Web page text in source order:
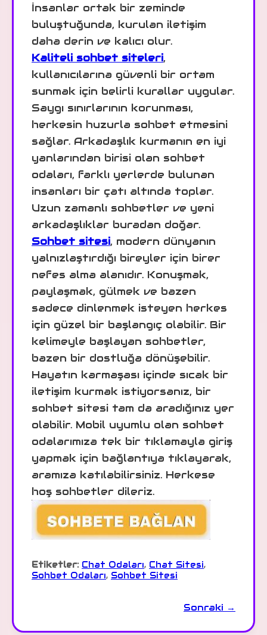
İnsanlar ortak bir zeminde
buluştuğunda, kurulan iletişim
daha derin ve kalıcı olur.
Kaliteli sohbet siteleri,
kullanıcılarına güvenli bir ortam
sunmak için belirli kurallar uygular.
Saygı sınırlarının korunması,
herkesin huzurla sohbet etmesini
sağlar. Arkadaşlık kurmanın en iyi
yanlarından birisi olan sohbet
odaları, farklı yerlerde bulunan
insanları bir çatı altında toplar.
Uzun zamanlı sohbetler ve yeni
arkadaşlıklar buradan doğar.
Sohbet sitesi, modern dünyanın
yalnızlaştırdığı bireyler için birer
nefes alma alanıdır. Konuşmak,
paylaşmak, gülmek ve bazen
sadece dinlenmek isteyen herkes
için güzel bir başlangıç olabilir. Bir
kelimeyle başlayan sohbetler,
bazen bir dostluğa dönüşebilir.
Hayatın karmaşası içinde sıcak bir
iletişim kurmak istiyorsanız, bir
sohbet sitesi tam da aradığınız yer
olabilir. Mobil uyumlu olan sohbet
odalarımıza tek bir tıklamayla giriş
yapmak için bağlantıya tıklayarak,
aramıza katılabilirsiniz. Herkese
hoş sohbetler dileriz.
Etiketler: Chat Odaları, Chat Sitesi,
Sohbet Odaları, Sohbet Sitesi
Sonraki →